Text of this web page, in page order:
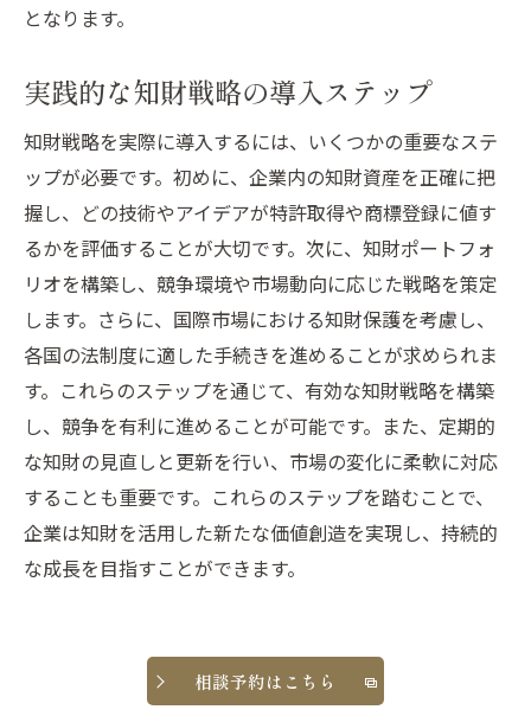
となります。
実践的な知財戦略の導入ステップ
知財戦略を実際に導入するには、いくつかの重要なステ
ップが必要です。初めに、企業内の知財資産を正確に把
握し、どの技術やアイデアが特許取得や商標登録に値す
るかを評価することが大切です。次に、知財ポートフォ
リオを構築し、競争環境や市場動向に応じた戦略を策定
します。さらに、国際市場における知財保護を考慮し、
各国の法制度に適した手続きを進めることが求められま
す。これらのステップを通じて、有効な知財戦略を構築
し、競争を有利に進めることが可能です。また、定期的
な知財の見直しと更新を行い、市場の変化に柔軟に対応
することも重要です。これらのステップを踏むことで、
企業は知財を活用した新たな価値創造を実現し、持続的
な成長を目指すことができます。
相談予約はこちら